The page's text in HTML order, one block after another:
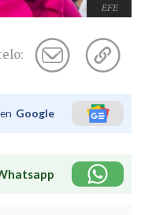
EFE
Google